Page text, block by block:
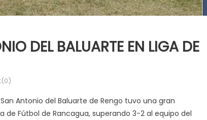
DEL BALUARTE EN LIGA DE
Antonio del Baluarte de Rengo tuvo una gran
de Fútbol de Rancagua, superando 3-2 al equipo del